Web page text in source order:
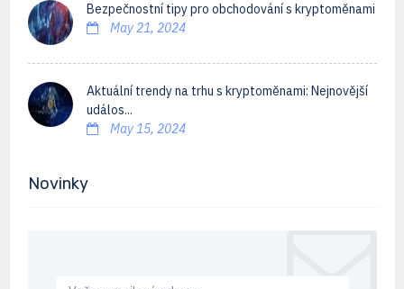
Bezpečnostní tipy pro obchodování s kryptoměnami
May 21, 2024
Aktuální trendy na trhu s kryptoměnami: Nejnovější
událos...
May 15, 2024
Novinky